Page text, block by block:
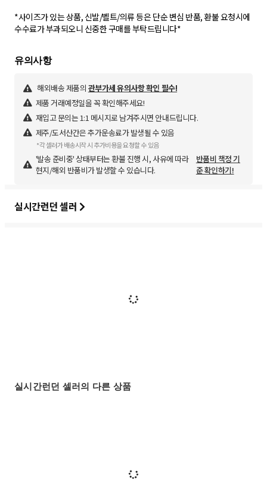
*사이즈가 있는 상품, 신발/벨트/의류 등은 단순 변심 반품, 환불 요청시에
수수료가 부과되오니 신중한 구매를 부탁드립니다*
유의사항
해외배송 제품의 관부가세 유의사항 확인 필수!
제품 거래예정일을 꼭 확인해주세요!
재입고 문의는 1:1 메시지로 남겨주시면 안내드립니다.
제주/도서산간은 추가운송료가 발생될 수 있음
*각 셀러가 배송시작 시 추가비용을 요청할 수 있음
'발송 준비중' 상태부터는 환불 진행 시, 사유에 따라
현지/해외 반품비가 발생할 수 있습니다.
반품비 책정 기
준 확인하기!
실시간런던 셀러
실시간런던 셀러의 다른 상품